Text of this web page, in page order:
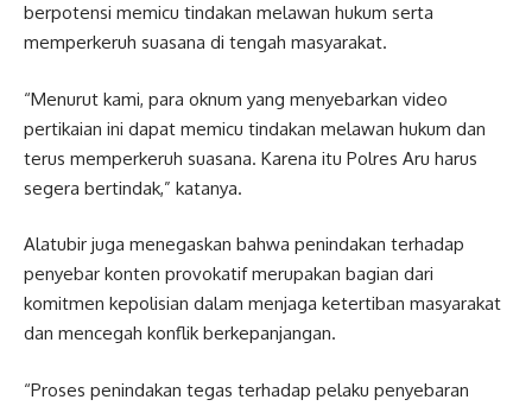
berpotensi memicu tindakan melawan hukum serta
memperkeruh suasana di tengah masyarakat.
“Menurut kami, para oknum yang menyebarkan video
pertikaian ini dapat memicu tindakan melawan hukum dan
terus memperkeruh suasana. Karena itu Polres Aru harus
segera bertindak,” katanya.
Alatubir juga menegaskan bahwa penindakan terhadap
penyebar konten provokatif merupakan bagian dari
komitmen kepolisian dalam menjaga ketertiban masyarakat
dan mencegah konflik berkepanjangan.
“Proses penindakan tegas terhadap pelaku penyebaran